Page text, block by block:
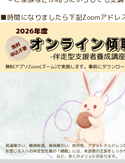
■時間になりましたら下記Zoomアドレ